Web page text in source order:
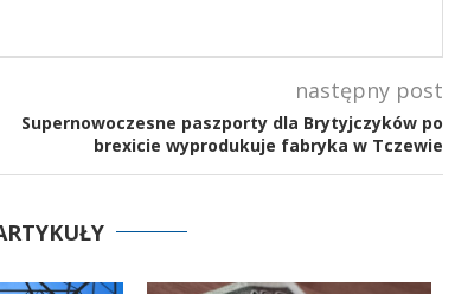
następny post
Supernowoczesne paszporty dla Brytyjczyków po
brexicie wyprodukuje fabryka w Tczewie